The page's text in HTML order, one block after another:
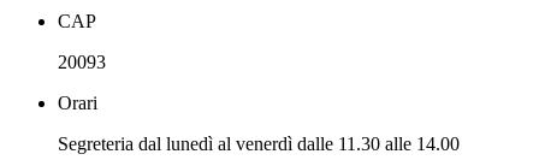
CAP
20093
Orari
Segreteria dal lunedì al venerdì dalle 11.30 alle 14.00